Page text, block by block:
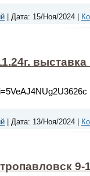
Дата: 15/Ноя/2024
выставка
Дата: 13/Ноя/2024
9-